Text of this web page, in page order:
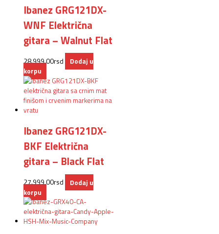
Ibanez GRG121DX-
WNF Električna
gitara – Walnut Flat
28.999,00rsd
Dodaj u
korpu
Ibanez GRG121DX-
BKF Električna
gitara – Black Flat
27.999,00rsd
Dodaj u
korpu